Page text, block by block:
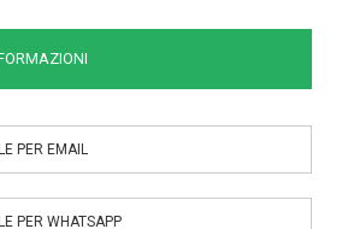
PER EMAIL
1/2119
PER WHATSAPP
1/2119